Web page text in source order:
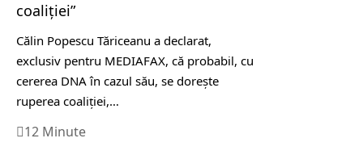
coaliției”
Călin Popescu Tăriceanu a declarat,
exclusiv pentru MEDIAFAX, că probabil, cu
cererea DNA în cazul său, se dorește
ruperea coaliției,…
12 Minute